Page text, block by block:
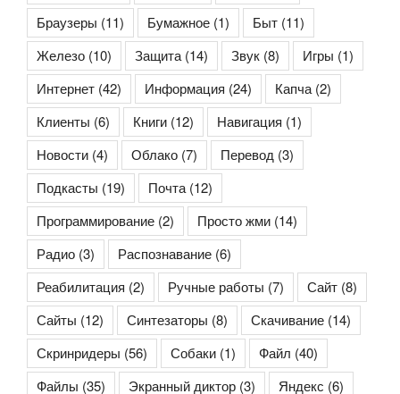
Браузеры (11) Бумажное (1) Быт (11)
Железо (10) Защита(14) Звук (8) Игры (1)
Интернет (42) Информация (24) Капча(2)
Клиенты (6) Книги (12) Навигация (1)
Новости (4) Облако (7) Перевод (3)
Подкасты (19) Почта(12)
Программирование (2) Просто жми (14)
Радио (3) Распознавание (6)
Реабилитация (2) Ручные работы (7) Сайт (8)
Сайты (12) Синтезаторы (8) Скачивание (14)
Скринридеры (56) Собаки (1) Файл (40)
Файлы (35) Экранный диктор (3) Яндекс (6)